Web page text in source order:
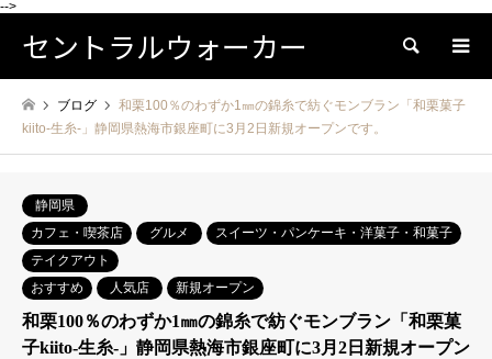
-->
セントラルウォーカー 検索
ブログ
和栗100％のわずか1㎜の錦糸で紡ぐモンブラン「和栗菓子
kiito-生糸-」静岡県熱海市銀座町に3月2日新規オープンです。
静岡県
カフェ・喫茶店
グルメ
スイーツ・パンケーキ・洋菓子・和菓子
テイクアウト
おすすめ
人気店 新規オープン
和栗100％のわずか1㎜の錦糸で紡ぐモンブラン「和栗菓
子kiito-生糸-」静岡県熱海市銀座町に3月2日新規オープン